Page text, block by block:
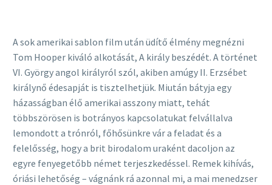
A sok amerikai sablon film után üdítő élmény megnézni
Tom Hooper kiváló alkotását, A király beszédét. A történet
VI. György angol királyról szól, akiben amúgy II. Erzsébet
királynő édesapját is tisztelhetjük. Miután bátyja egy
házasságban élő amerikai asszony miatt, tehát
többszörösen is botrányos kapcsolatukat felvállalva
lemondott a trónról, főhősünkre vár a feladat és a
felelősség, hogy a brit birodalom uraként dacoljon az
egyre fenyegetőbb német terjeszkedéssel. Remek kihívás,
óriási lehetőség – vágnánk rá azonnal mi, a mai menedzser